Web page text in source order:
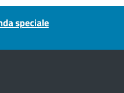
speciale